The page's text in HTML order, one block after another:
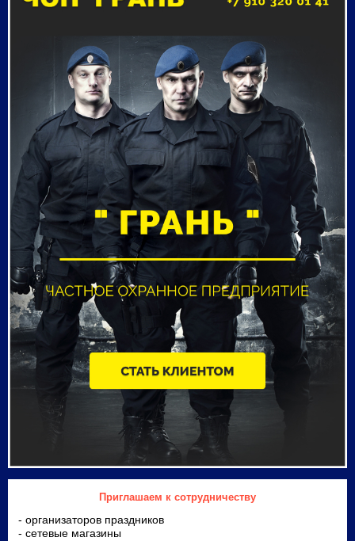
Приглашаем к сотрудничеству
- организаторов праздников
- сетевые магазины